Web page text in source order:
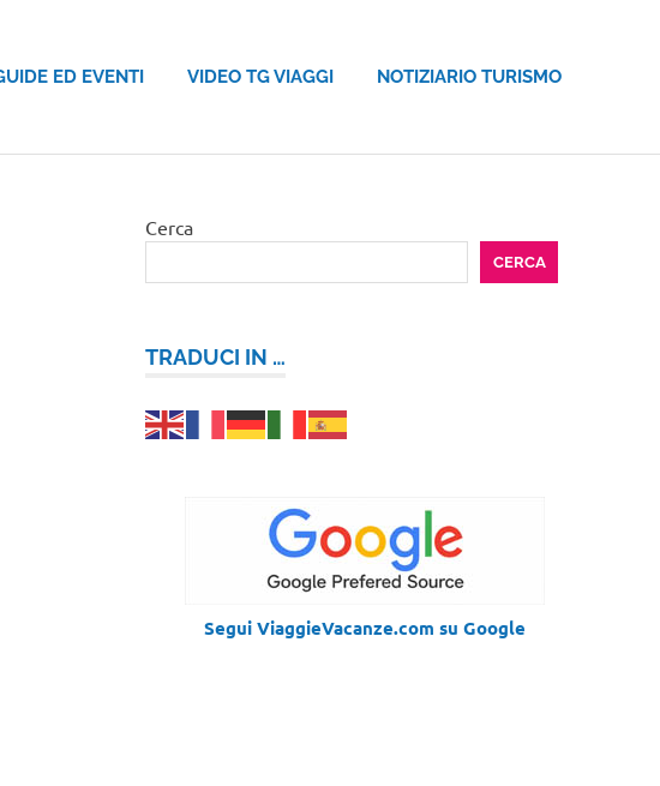
ED EVENTI VIDEO TG VIAGGI NOTIZIARIO TURISMO
Cerca
CERCA
TRADUCI IN …
Segui ViaggieVacanze.com su Google